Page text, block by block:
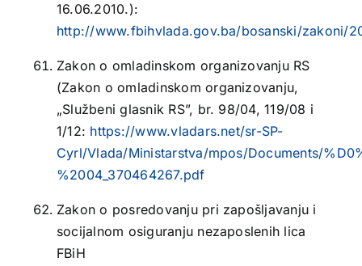
16.06.2010.):
http://www.fbihvlada.gov.ba/bosanski/zakoni/
Zakon o omladinskom organizovanju RS
(Zakon o omladinskom organizovanju,
„Službeni glasnik RS”, br. 98/04, 119/08 i
1/12: https://www.vladars.net/sr-SP-
Cyrl/Vlada/Ministarstva/mpos/Documents/
%2004_370464267.pdf
Zakon o posredovanju pri zapošljavanju i
socijalnom osiguranju nezaposlenih lica
FBiH